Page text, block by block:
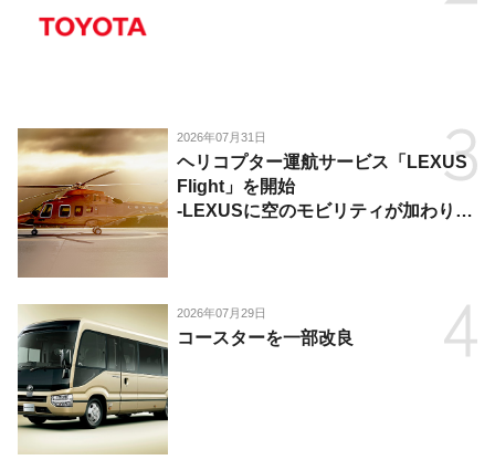
2026年07月31日
ヘリコプター運航サービス「LEXUS
Flight」を開始
-LEXUSに空のモビリティが加わり、
2026年07月29日
コースターを一部改良